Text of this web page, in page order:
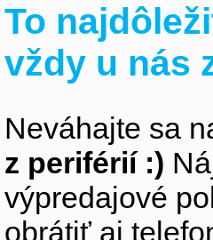
To
vždy u nás
Neváhajte sa
z periférií :)
výpredajové
obrátiť aj